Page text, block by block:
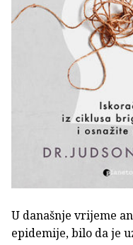
U današnje vrijeme
epidemije, bilo da je